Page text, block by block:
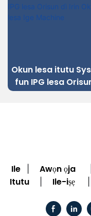
Okun lesa itutu
fun IPG lesa
Irin Okun lesa
Ile Awọn ọja
Itutu
Ile-iṣẹ